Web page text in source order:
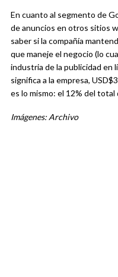
En cuanto al segmento de
de anuncios en otros sitios
saber si la compañía
que maneje el negocio (lo
industria de la publicidad en
significa a la empresa,
es lo mismo: el 12% del
Imágenes: Archivo